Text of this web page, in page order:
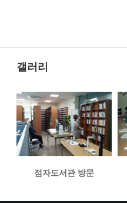
갤러리
점자도서관 방문